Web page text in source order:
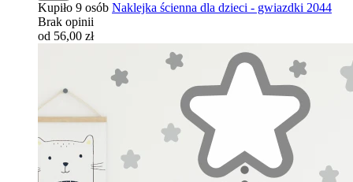
Kupiło 9 osób Naklejka ścienna dla dzieci - gwiazdki 2044
Brak opinii
od 56,00 zł